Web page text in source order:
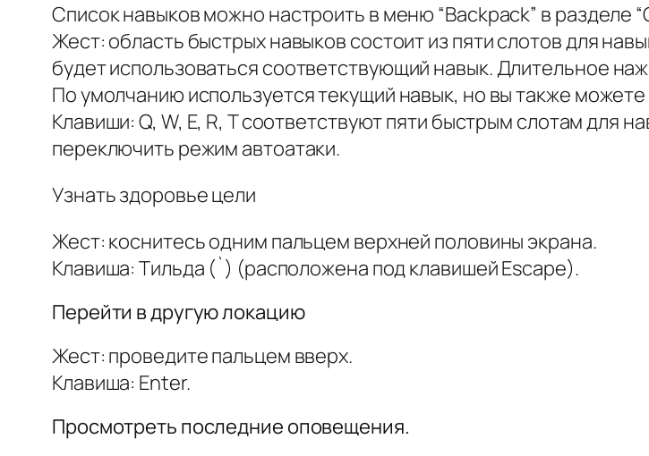
Список навыков можно настроить в меню “Backpack” в разделе
Жест: область быстрых навыков состоит из пяти слотов для
будет использоваться соответствующий навык. Длительное
По умолчанию используется текущий навык, но вы также
Клавиши: Q, W, E, R, T соответствуют пяти быстрым слотам для
переключить режим автоатаки.
Узнать здоровье цели
Жест: коснитесь одним пальцем верхней половины экрана.
Клавиша: Тильда (`) (расположена под клавишей Escape).
Перейти в другую локацию
Жест: проведите пальцем вверх.
Клавиша: Enter.
Просмотреть последние оповещения.